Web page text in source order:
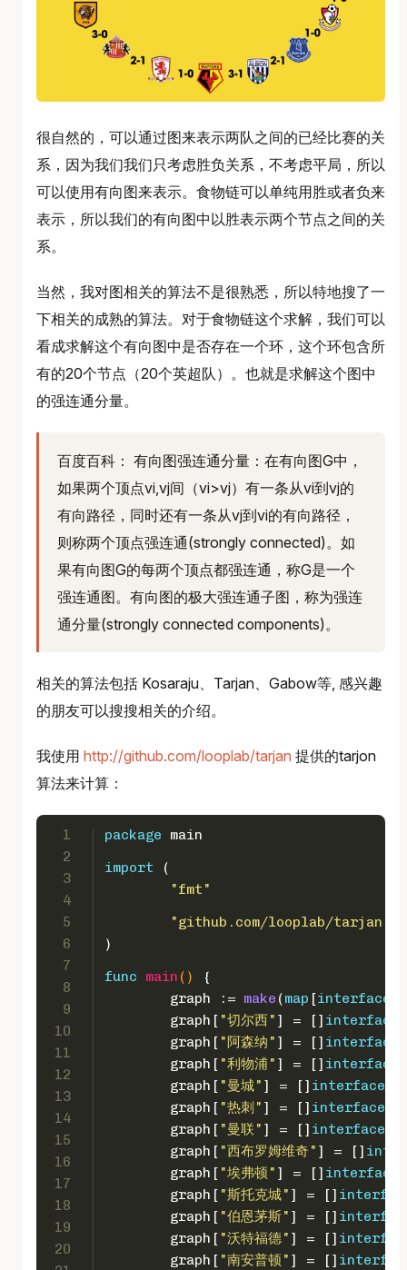
很自然的，可以通过图来表示两队之间的已经比赛的关
系，因为我们我们只考虑胜负关系，不考虑平局，所以
可以使用有向图来表示。食物链可以单纯用胜或者负来
表示，所以我们的有向图中以胜表示两个节点之间的关
系。
当然，我对图相关的算法不是很熟悉，所以特地搜了一
下相关的成熟的算法。对于食物链这个求解，我们可以
看成求解这个有向图中是否存在一个环，这个环包含所
有的20个节点（20个英超队）。也就是求解这个图中
的强连通分量。
百度百科： 有向图强连通分量：在有向图G中，
如果两个顶点vi,vj间（vi>vj）有一条从vi到vj的
有向路径，同时还有一条从vj到vi的有向路径，
则称两个顶点强连通(strongly connected)。如
果有向图G的每两个顶点都强连通，称G是一个
强连通图。有向图的极大强连通子图，称为强连
通分量(strongly connected components)。
相关的算法包括 Kosaraju、Tarjan、Gabow等, 感兴趣
的朋友可以搜搜相关的介绍。
我使用 http://github.com/looplab/tarjan 提供的tarjon
算法来计算：
1
2
3
4
5
6
7
8
9
10
11
12
13
14
15
16
17
18
19
20
package main
import (
"fmt"
"github.com/looplab/tarjan"
)
func
main ()
{
	graph :=
make (map [interface
	graph[
"切尔西" ] = [] interface
	graph[
"阿森纳" ] = [] interface
	graph[
"利物浦" ] = [] interface
	graph[
"曼城" ] = [] interface
	graph[
"热刺" ] = [] interface
	graph[
"曼联" ] = [] interface
	graph[
"西布罗姆维奇" ] = []
	graph[
"埃弗顿" ] = [] interface
	graph[
"斯托克城" ] = []
	graph[
"伯恩茅斯" ] = []
	graph[
"沃特福德" ] = []
	graph[
"南安普顿" ] = []